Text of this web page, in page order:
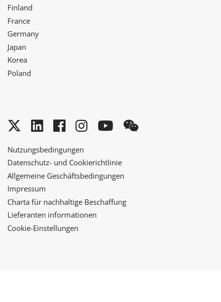
Finland
France
Germany
Japan
Korea
Poland
Twitter
LinkedInFacebook
Instagram
YouTube
Nutzungsbedingungen
Datenschutz- und Cookierichtlinie
Allgemeine Geschäftsbedingungen
Impressum
Charta für nachhaltige Beschaffung
Lieferanten informationen
Cookie-Einstellungen